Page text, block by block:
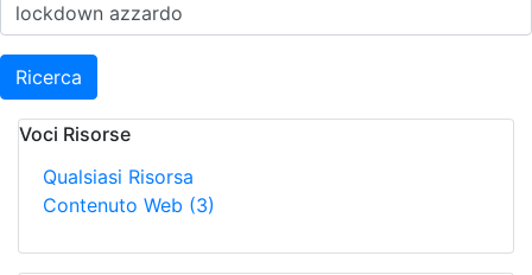
Ricerca
Voci Risorse
Qualsiasi Risorsa
Contenuto Web (3)